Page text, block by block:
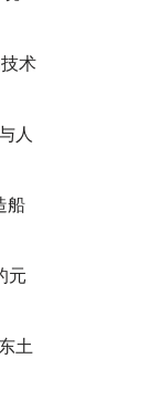
术
人
船
元
土